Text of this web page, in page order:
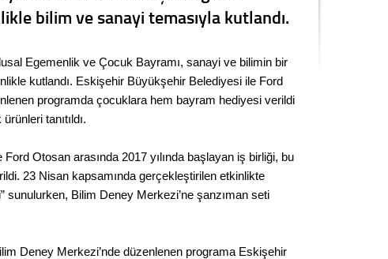
bilim ve sanayi temasıyla kutlandı.
Egemenlik ve Çocuk Bayramı, sanayi ve bilimin bir
kutlandı. Eskişehir Büyükşehir Belediyesi ile Ford
programda çocuklara hem bayram hediyesi verildi
tanıtıldı.
Otosan arasında 2017 yılında başlayan iş birliği, bu
23 Nisan kapsamında gerçekleştirilen etkinlikte
sunulurken, Bilim Deney Merkezi’ne şanzıman seti
Deney Merkezi’nde düzenlenen programa Eskişehir